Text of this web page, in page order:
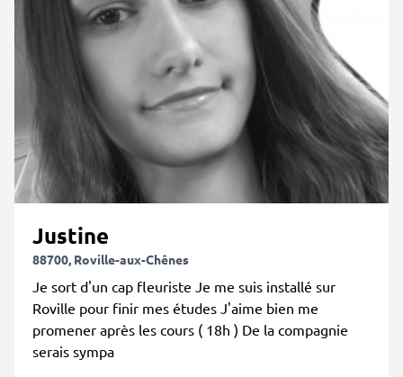
Justine
88700, Roville-aux-Chênes
Je sort d'un cap fleuriste Je me suis installé sur
Roville pour finir mes études J'aime bien me
promener après les cours ( 18h ) De la compagnie
serais sympa